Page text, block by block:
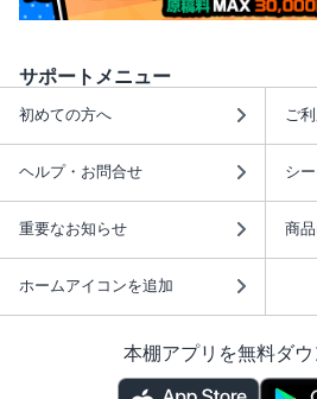
サポートメニュー
初めての方へ ご
ヘルプ・お問合せ シ
重要なお知らせ 商
ホームアイコンを追加
本棚アプリを無料ダウ